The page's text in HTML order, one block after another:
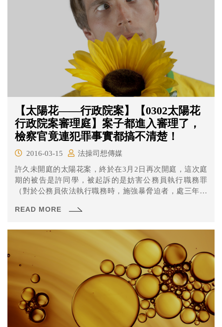
【太陽花——行政院案】【0302太陽花
行政院案審理庭】案子都進入審理了，
檢察官竟連犯罪事實都搞不清楚！
2016-03-15
法操司想傳媒
許久未開庭的太陽花案，終於在3月2日再次開庭，這次庭
期的被告是許同學，被起訴的是妨害公務員執行職務罪
（對於公務員依法執行職務時，施強暴脅迫者，處三年以
件，是在公務員「依法」執行職務的時候，用「強暴脅
READ MORE